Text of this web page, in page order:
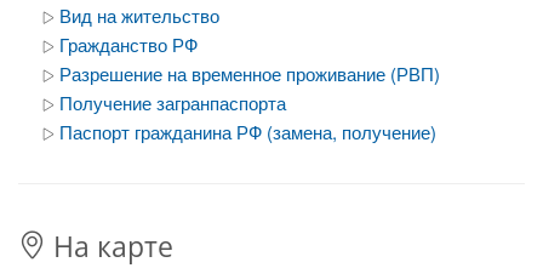
Вид на жительство
Гражданство РФ
Разрешение на временное проживание (РВП)
Получение загранпаспорта
Паспорт гражданина РФ (замена, получение)
На карте